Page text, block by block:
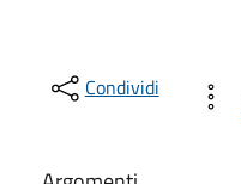
Condividi